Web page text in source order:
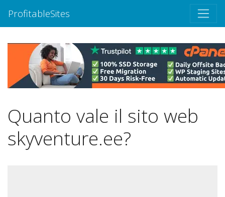
ProfitableSites
Quanto vale il sito web
skyventure.ee?